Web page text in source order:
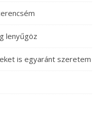
lenyűgöz
is egyaránt szeretem